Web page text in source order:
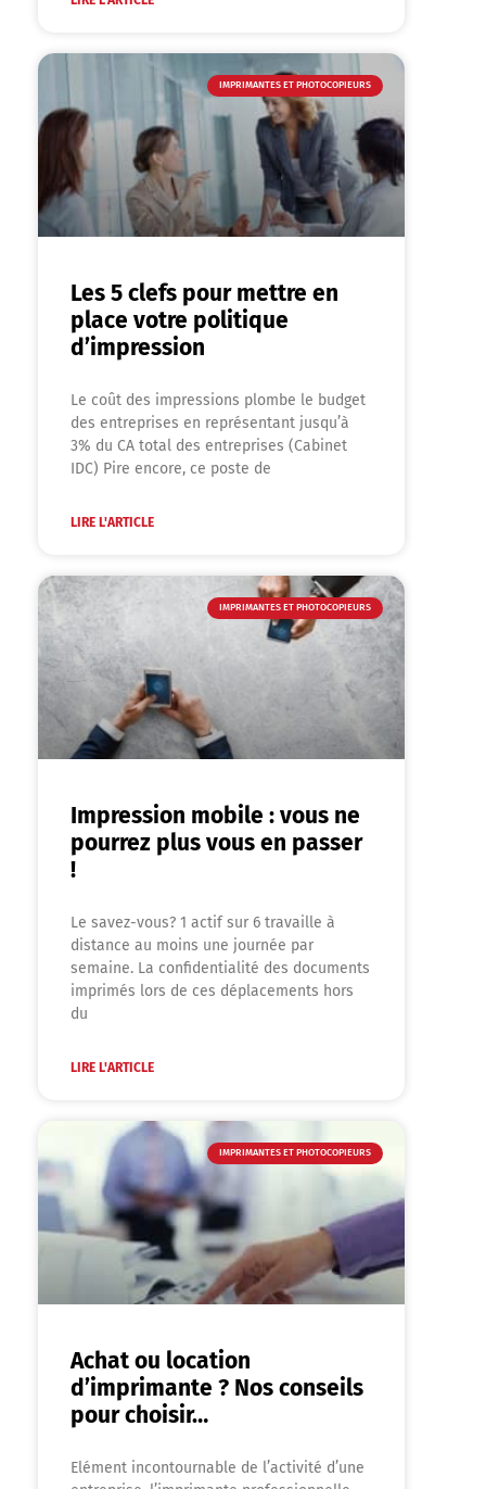
IMPRIMANTES ET PHOTOCOPIEURS
Les 5 clefs pour mettre en
place votre politique
d’impression
Le coût des impressions plombe le budget
des entreprises en représentant jusqu’à
3% du CA total des entreprises (Cabinet
IDC) Pire encore, ce poste de
LIRE L'ARTICLE
IMPRIMANTES ET PHOTOCOPIEURS
Impression mobile : vous ne
pourrez plus vous en passer
!
Le savez-vous? 1 actif sur 6 travaille à
distance au moins une journée par
semaine. La confidentialité des documents
imprimés lors de ces déplacements hors
du
LIRE L'ARTICLE
IMPRIMANTES ET PHOTOCOPIEURS
Achat ou location
d’imprimante ? Nos conseils
pour choisir…
Elément incontournable de l’activité d’une